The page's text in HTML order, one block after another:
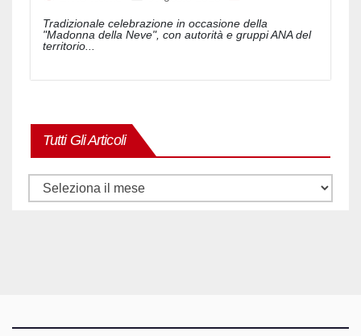
Tradizionale celebrazione in occasione della
"Madonna della Neve", con autorità e gruppi ANA del
territorio...
Tutti Gli Articoli
Tutti